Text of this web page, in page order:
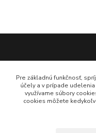
0948 484 313
Po-Pia 7:30-16:00 hod
Pre základnú funkčnosť,
účely a v prípade
využívame súbory
cookies môžete